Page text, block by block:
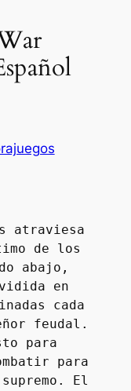
atraviesa
de los
abajo,
en
cada
feudal.
para
para
El